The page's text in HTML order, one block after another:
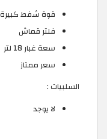
قوة شفط كبيرة
فلتر قماش
سعة غبار 18 لتر
سعر ممتاز
السلبيات :
لا يوجد